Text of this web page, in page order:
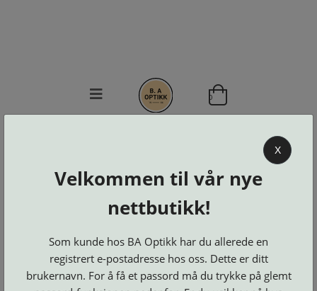
KONTAKT
BESTILL
LOGG INN
0
Brillerens
Brillesnorer
on
og
Suncover
Etuier
Innfatninger
Lesebriller
Luper
Maskiner
X
Velkommen til vår nye
nettbutikk!
Som kunde hos BA Optikk har du allerede en
registrert e-postadresse hos oss. Dette er ditt
brukernavn. For å få et passord må du trykke på glemt